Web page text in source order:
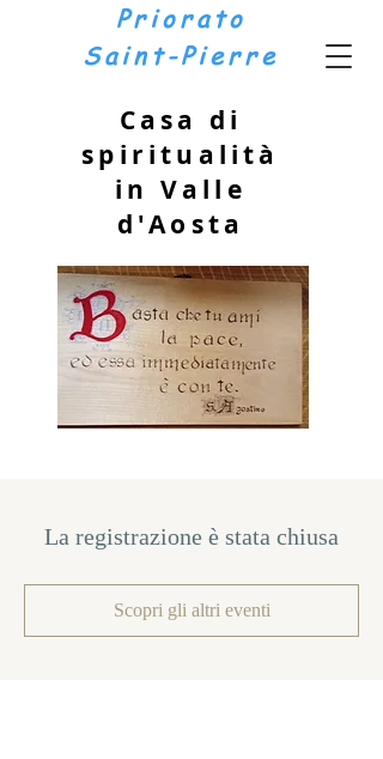
Priorato
Saint-Pierre
Casa di
spiritualità
in Valle
d'Aosta
La registrazione è stata chiusa
Scopri gli altri eventi